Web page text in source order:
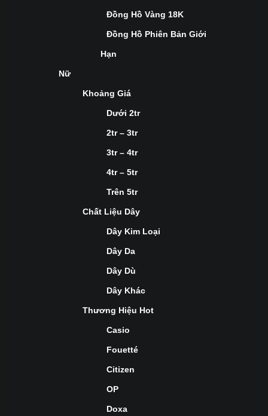
Đồng Hồ Vàng 18K
Đồng Hồ Phiên Bản Giới
Hạn
Nữ
Khoảng Giá
Dưới 2tr
2tr – 3tr
3tr – 4tr
4tr – 5tr
Trên 5tr
Chất Liệu Dây
Dây Kim Loại
Dây Da
Dây Dù
Dây Khác
Thương Hiệu Hot
Casio
Fouetté
Citizen
OP
Doxa